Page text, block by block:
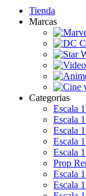
Tienda
Marcas
Categorias
Escala
Escala
Escala
Escala
Escala
Prop
Escala
Escala